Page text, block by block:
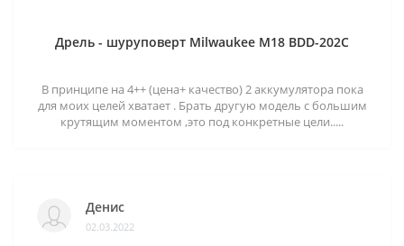
Дрель - шуруповерт Milwaukee M18 BDD-202C
В принципе на 4++ (цена+ качество) 2 аккумулятора пока
для моих целей хватает . Брать другую модель с большим
крутящим моментом ,это под конкретные цели.....
Денис
02.03.2022